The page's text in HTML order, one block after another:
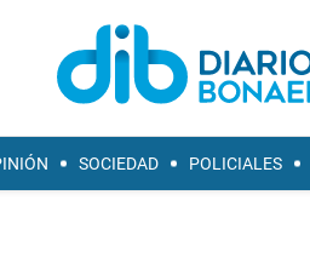
SOCIEDAD POLICIALES